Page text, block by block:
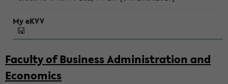
Faculty of Business Administration and
Economics